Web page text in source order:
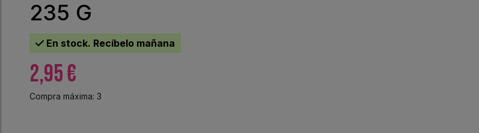
235 G
En stock. Recíbelo mañana
2,95 €
Compra máxima: 3